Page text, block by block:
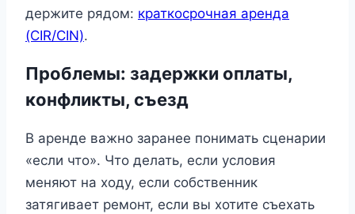
держите рядом: краткосрочная аренда
(CIR/CIN).
Проблемы: задержки оплаты,
конфликты, съезд
В аренде важно заранее понимать сценарии
«если что». Что делать, если условия
меняют на ходу, если собственник
затягивает ремонт, если вы хотите съехать